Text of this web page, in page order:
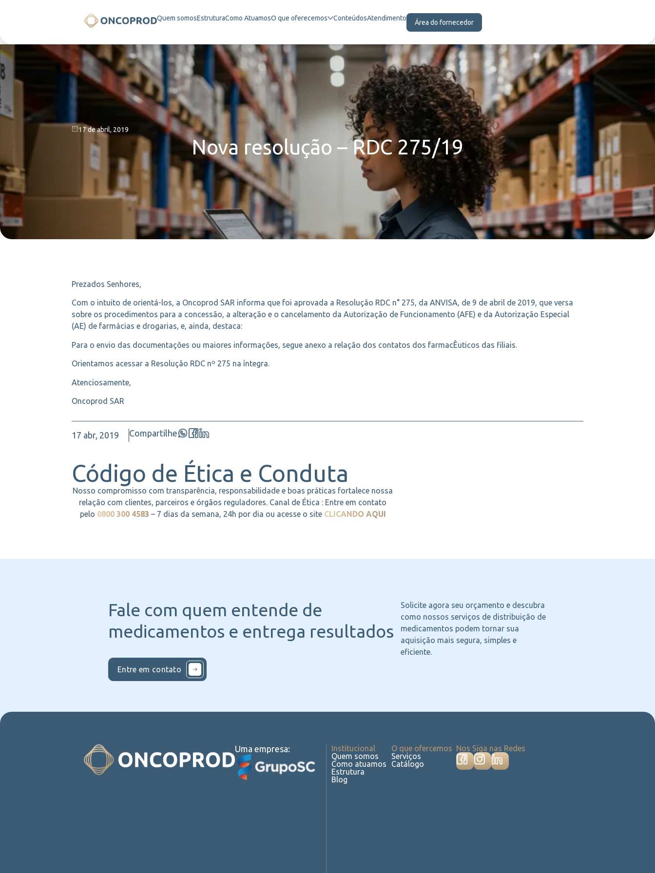
Quem somosEstruturaComo AtuamosO que oferecemos ConteúdosAtendimento
Área do fornecedor
17 de abril, 2019
Nova resolução – RDC 275/19
Prezados Senhores,
Com o intuito de orientá-los, a Oncoprod SAR informa que foi aprovada a Resolução RDC n° 275, da ANVISA, de 9 de abril de 2019, que versa
sobre os procedimentos para a concessão, a alteração e o cancelamento da Autorização de Funcionamento (AFE) e da Autorização Especial
(AE) de farmácias e drogarias, e, ainda, destaca:
Para o envio das documentações ou maiores informações, segue anexo a relação dos contatos dos farmacÊuticos das filiais.
Orientamos acessar a Resolução RDC nº 275 na íntegra.
Atenciosamente,
Oncoprod SAR
17 abr, 2019 Compartilhe
Código de Ética e Conduta
Nosso compromisso com transparência, responsabilidade e boas práticas fortalece nossa
relação com clientes, parceiros e órgãos reguladores. Canal de Ética : Entre em contato
pelo 0800 300 4583 – 7 dias da semana, 24h por dia ou acesse o site CLICANDO AQUI
Fale com quem entende de
medicamentos e entrega resultados
Solicite agora seu orçamento e descubra
como nossos serviços de distribuição de
medicamentos podem tornar sua
aquisição mais segura, simples e
eficiente.
Entre em contato
Uma empresa:
Institucional
Quem somos
Como atuamos
Estrutura
Blog
O que ofercemos
Serviços
Catálogo
Nos Siga nas Redes